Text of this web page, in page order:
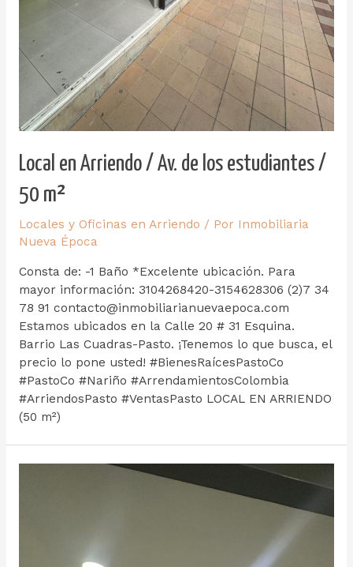
Local en Arriendo / Av. de los estudiantes /
50 m²
Locales y Oficinas en Arriendo / Por Inmobiliaria
Nueva Época
Consta de: -1 Baño *Excelente ubicación. Para
mayor información: 3104268420-3154628306 (2)7 34
78 91 contacto@inmobiliarianuevaepoca.com
Estamos ubicados en la Calle 20 # 31 Esquina.
Barrio Las Cuadras-Pasto. ¡Tenemos lo que busca, el
precio lo pone usted! #BienesRaícesPastoCo
#PastoCo #Nariño #ArrendamientosColombia
#ArriendosPasto #VentasPasto LOCAL EN ARRIENDO
(50 m²)